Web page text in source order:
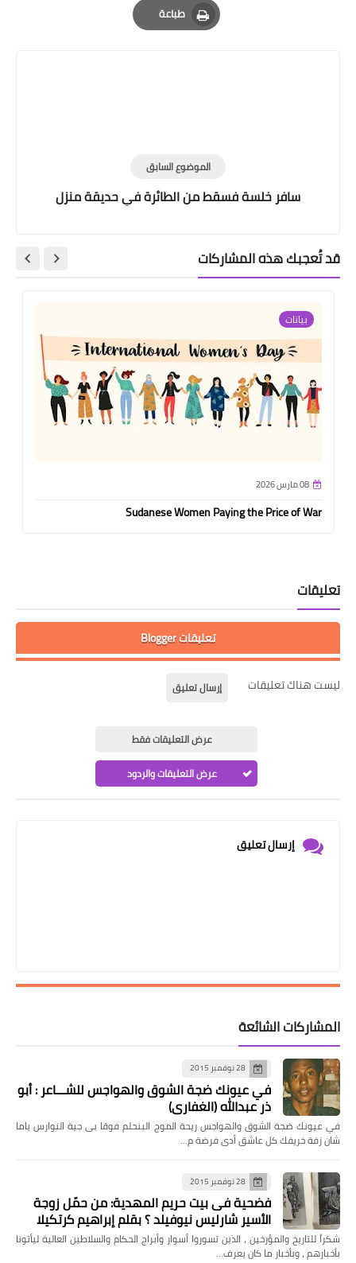
طباعة
Print
الموضوع السابق
سافر خلسة فسقط من الطائرة في حديقة منزل
قد تُعجبك هذه المشاركات
بيانات
08 مارس 2026
Sudanese Women Paying the Price of War
تعليقات
تعليقات Blogger
ليست هناك تعليقات إرسال تعليق
عرض التعليقات فقط
عرض التعليقات والردود
إرسال تعليق
المشاركات الشائعة
28 نوفمبر 2015
في عيونك ضجة الشوق والهواجس للشـــاعر : أبو
ذر عبدالله (الغفاري)
في عيونك ضجة الشوق والهواجس ريحة الموج البنحلم فوقا بى جية النوارس ياما
شان زفة خريفك كل عاشق أدى فرضة م…
28 نوفمبر 2015
فضحية فى بيت حريم المهدية: من حمّل زوجة
الأسير شارليس نيوفيلد ؟ بقلم إبراهيم كرتكيلا
شكراً للتاريخ والمؤرخين ، الذين تسوروا أسوار وأبراج الحكام والسلاطين العالية ليأتونا
بأخبارهم ، وبأخبار ما كان يعرف…